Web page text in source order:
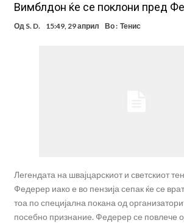
Вимблдон ќе се поклони пред
Од S. D. 15:49, 29 април Во : Тенис
Легендата на швајцарскиот и светскиот
Федерер иако е во пензија сепак ќе се
тоа по специјална покана од
посебно признание. Федерер се повлече